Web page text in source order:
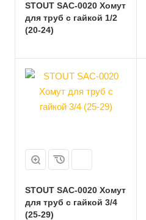
STOUT SAC-0020 Хомут
для труб с гайкой 1/2
(20-24)
STOUT SAC-0020 Хомут
для труб с гайкой 3/4
(25-29)